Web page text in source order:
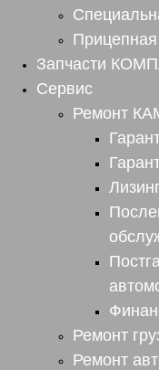
Прицепная
Запчасти
Сервис
Ремонт
Ремонт
Ремонт